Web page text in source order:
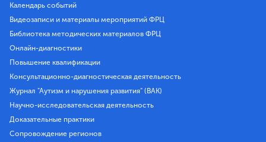
Календарь событий
Видеозаписи и материалы мероприятий ФРЦ
Библиотека методических материалов ФРЦ
Онлайн-диагностики
Повышение квалификации
Консультационно-диагностическая деятельность
Журнал "Аутизм и нарушения развития" (ВАК)
Научно-исследовательская деятельность
Доказательные практики
Сопровождение регионов